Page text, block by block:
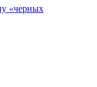
«черных